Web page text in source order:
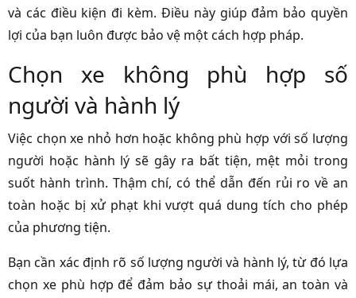
và các điều kiện đi kèm. Điều này giúp đảm bảo quyền
lợi của bạn luôn được bảo vệ một cách hợp pháp.
Chọn xe không phù hợp số
người và hành lý
Việc chọn xe nhỏ hơn hoặc không phù hợp với số lượng
người hoặc hành lý sẽ gây ra bất tiện, mệt mỏi trong
suốt hành trình. Thậm chí, có thể dẫn đến rủi ro về an
toàn hoặc bị xử phạt khi vượt quá dung tích cho phép
của phương tiện.
Bạn cần xác định rõ số lượng người và hành lý, từ đó lựa
chọn xe phù hợp để đảm bảo sự thoải mái, an toàn và